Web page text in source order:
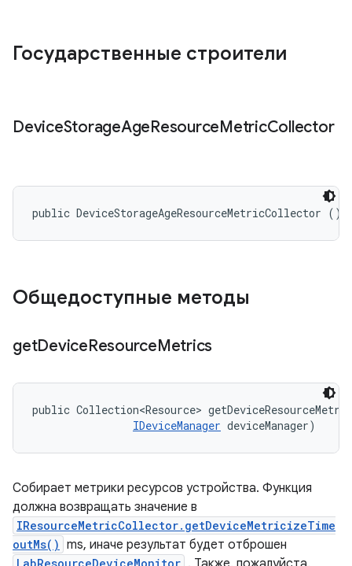
Государственные строители
DeviceStorageAgeResourceMetricCollector
public DeviceStorageAgeResourceMetricCollector ()
Общедоступные методы
getDeviceResourceMetrics
public Collection<Resource>
IDeviceManager deviceManager)
Собирает метрики ресурсов устройства. Функция
должна возвращать значение в
IResourceMetricCollector.getDeviceMetricizeTime
outMs() ms, иначе результат будет отброшен